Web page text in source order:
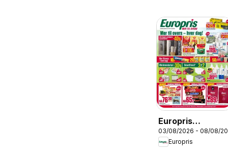
Europris
kundeavis
03/08/2026 - 08/08/
Europris